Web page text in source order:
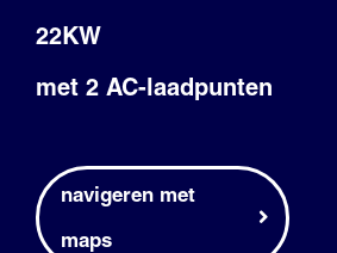
22KW
met 2 AC-laadpunten
navigeren met
maps